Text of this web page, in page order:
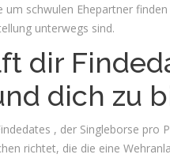
um schwulen Ehepartner
unterwegs sind.
dir
dich zu
, der Singleborse pro
richtet, die die eine